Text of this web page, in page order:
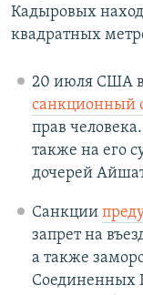
Кадыровых
квадратных
20 июля США
санкционный
прав
также на его
дочерей
Санкции
запрет на
а также
Соединенных